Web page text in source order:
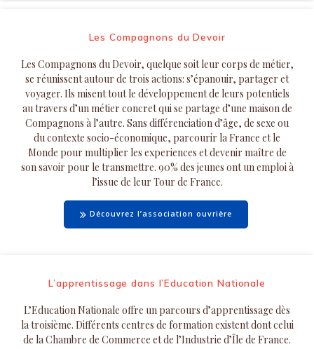
Les Compagnons du Devoir
Les Compagnons du Devoir, quelque soit leur corps de métier,
se réunissent autour de trois actions: s’épanouir, partager et
voyager. Ils misent tout le développement de leurs potentiels
au travers d’un métier concret qui se partage d’une maison de
Compagnons à l’autre. Sans différenciation d’âge, de sexe ou
du contexte socio-économique, parcourir la France et le
Monde pour multiplier les experiences et devenir maître de
son savoir pour le transmettre. 90% des jeunes ont un emploi à
l’issue de leur Tour de France.
Découvrez l’association ouvrière
L’apprentissage dans l’Education Nationale
L’Education Nationale offre un parcours d’apprentissage dès
la troisième. Différents centres de formation existent dont celui
de la Chambre de Commerce et de l’Industrie d’Île de France.